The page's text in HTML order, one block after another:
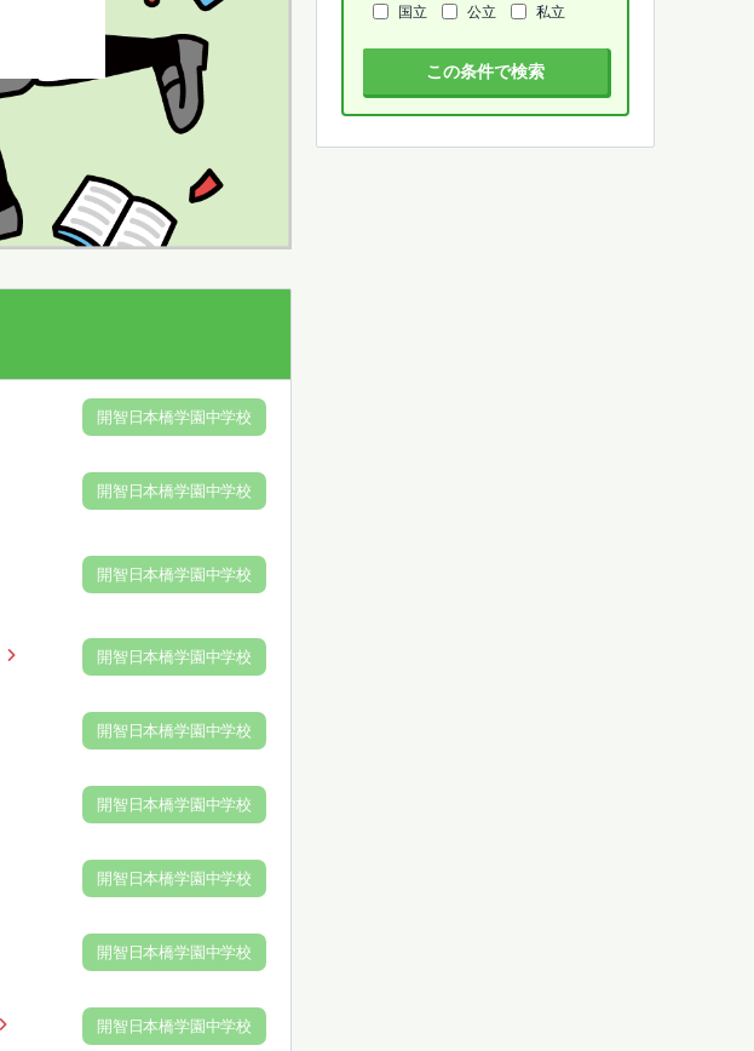
開智日本橋学園中学校
開智日本橋学園中学校
開智日本橋学園中学校
開智日本橋学園中学校
開智日本橋学園中学校
開智日本橋学園中学校
開智日本橋学園中学校
開智日本橋学園中学校
開智日本橋学園中学校
国立
公立 私立
この条件で検索